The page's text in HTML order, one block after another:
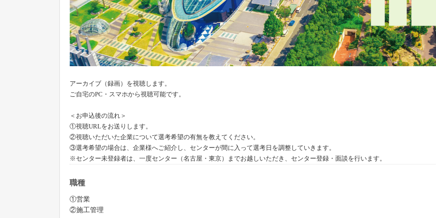
アーカイブ（録画）を視聴します。
ご自宅のPC ・スマホから視聴可能です。
＜お申込後の流れ＞
①視聴URLをお送りします。
②視聴いただいた企業について選考希望の有無を教えてください。
③選考希望の場合は、企業様へご紹介し、センターが間に入って選考日を調整していきます。
※センター未登録者は、一度センター（名古屋・東京）までお越しいただき、センター登録・面談を行います。
職種
①営業
②施工管理